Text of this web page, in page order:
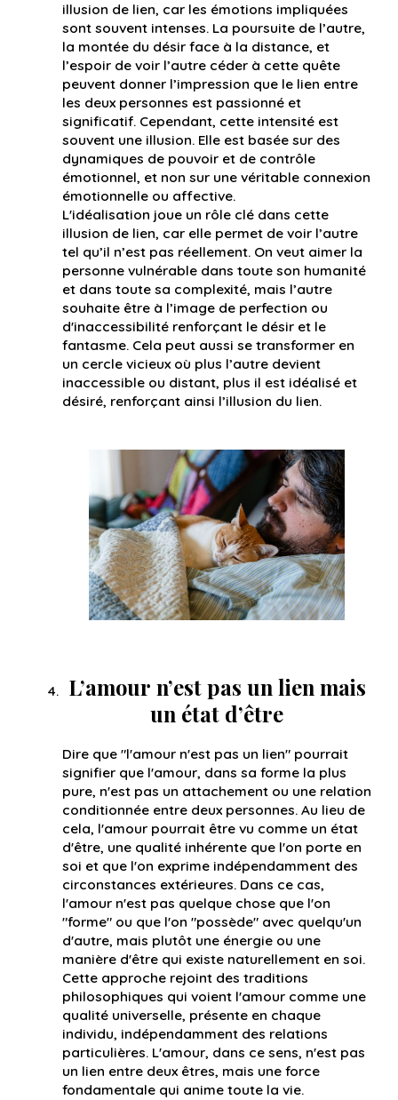
illusion de lien, car les émotions impliquées
sont souvent intenses. La poursuite de l’autre,
la montée du désir face à la distance, et
l’espoir de voir l’autre céder à cette quête
peuvent donner l’impression que le lien entre
les deux personnes est passionné et
significatif. Cependant, cette intensité est
souvent une illusion. Elle est basée sur des
dynamiques de pouvoir et de contrôle
émotionnel, et non sur une véritable connexion
émotionnelle ou affective.
L'idéalisation joue un rôle clé dans cette
illusion de lien, car elle permet de voir l’autre
tel qu’il n’est pas réellement. On veut aimer la
personne vulnérable dans toute son humanité
et dans toute sa complexité, mais l’autre
souhaite être à l’image de perfection ou
d'inaccessibilité renforçant le désir et le
fantasme. Cela peut aussi se transformer en
un cercle vicieux où plus l’autre devient
inaccessible ou distant, plus il est idéalisé et
désiré, renforçant ainsi l’illusion du lien.
L’amour n’est pas un lien mais
un état d’être
Dire que "l'amour n'est pas un lien" pourrait
signifier que l'amour, dans sa forme la plus
pure, n'est pas un attachement ou une relation
conditionnée entre deux personnes. Au lieu de
cela, l'amour pourrait être vu comme un état
d'être, une qualité inhérente que l'on porte en
soi et que l'on exprime indépendamment des
circonstances extérieures. Dans ce cas,
l'amour n'est pas quelque chose que l'on
"forme" ou que l'on "possède" avec quelqu'un
d'autre, mais plutôt une énergie ou une
manière d'être qui existe naturellement en soi.
Cette approche rejoint des traditions
philosophiques qui voient l'amour comme une
qualité universelle, présente en chaque
individu, indépendamment des relations
particulières. L'amour, dans ce sens, n'est pas
un lien entre deux êtres, mais une force
fondamentale qui anime toute la vie.